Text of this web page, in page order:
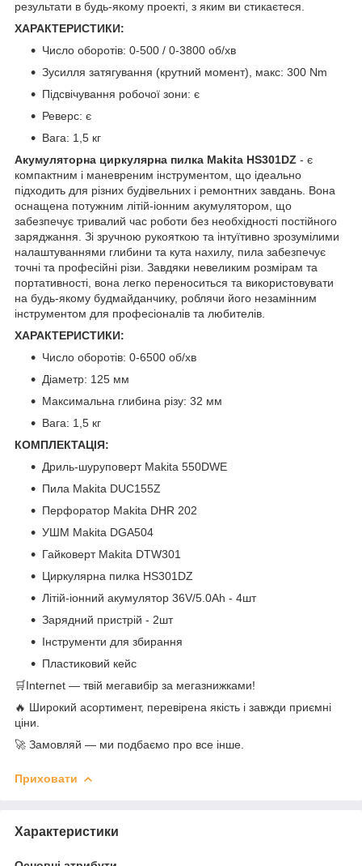
результати в будь-якому проекті, з яким ви стикаєтеся.
ХАРАКТЕРИСТИКИ:
Число оборотів: 0-500 / 0-3800 об/хв
Зусилля затягування (крутний момент), макс: 300 Nm
Підсвічування робочої зони: є
Реверс: є
Вага: 1,5 кг
Акумуляторна циркулярна пилка Makita HS301DZ - є
компактним і маневреним інструментом, що ідеально
підходить для різних будівельних і ремонтних завдань. Вона
оснащена потужним літій-іонним акумулятором, що
забезпечує тривалий час роботи без необхідності постійного
заряджання. Зі зручною рукояткою та інтуїтивно зрозумілими
налаштуваннями глибини та кута нахилу, пила забезпечує
точні та професійні різи. Завдяки невеликим розмірам та
портативності, вона легко переноситься та використовувати
на будь-якому будмайданчику, роблячи його незамінним
інструментом для професіоналів та любителів.
ХАРАКТЕРИСТИКИ:
Число оборотів: 0-6500 об/хв
Діаметр: 125 мм
Максимальна глибина різу: 32 мм
Вага: 1,5 кг
КОМПЛЕКТАЦІЯ:
Дриль-шуруповерт Makita 550DWE
Пила Makita DUC155Z
Перфоратор Makita DHR 202
УШМ Makita DGA504
Гайковерт Makita DTW301
Циркулярна пилка HS301DZ
Літій-іонний акумулятор 36V/5.0Ah - 4шт
Зарядний пристрій - 2шт
Інструменти для збирання
Пластиковий кейс
🛒Internet — твій мегавибір за мегазнижками!
🔥 Широкий асортимент, перевірена якість і завжди приємні
ціни.
🚀 Замовляй — ми подбаємо про все інше.
Приховати
Характеристики